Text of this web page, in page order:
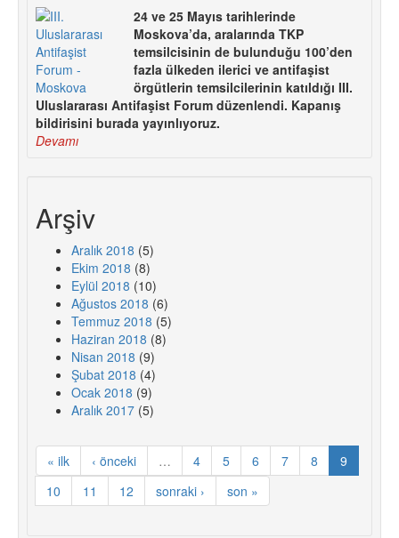
24 ve 25 Mayıs tarihlerinde
Moskova’da, aralarında TKP
temsilcisinin de bulunduğu 100’den
fazla ülkeden ilerici ve antifaşist
örgütlerin temsilcilerinin katıldığı III.
Uluslararası Antifaşist Forum düzenlendi. Kapanış
bildirisini burada yayınlıyoruz.
Devamı
Arşiv
Aralık 2018 (5)
Ekim 2018 (8)
Eylül 2018 (10)
Ağustos 2018 (6)
Temmuz 2018 (5)
Haziran 2018 (8)
Nisan 2018 (9)
Şubat 2018 (4)
Ocak 2018 (9)
Aralık 2017 (5)
« ilk ‹ önceki … 4 5 6 7 8
9
10
11 12 sonraki › son »